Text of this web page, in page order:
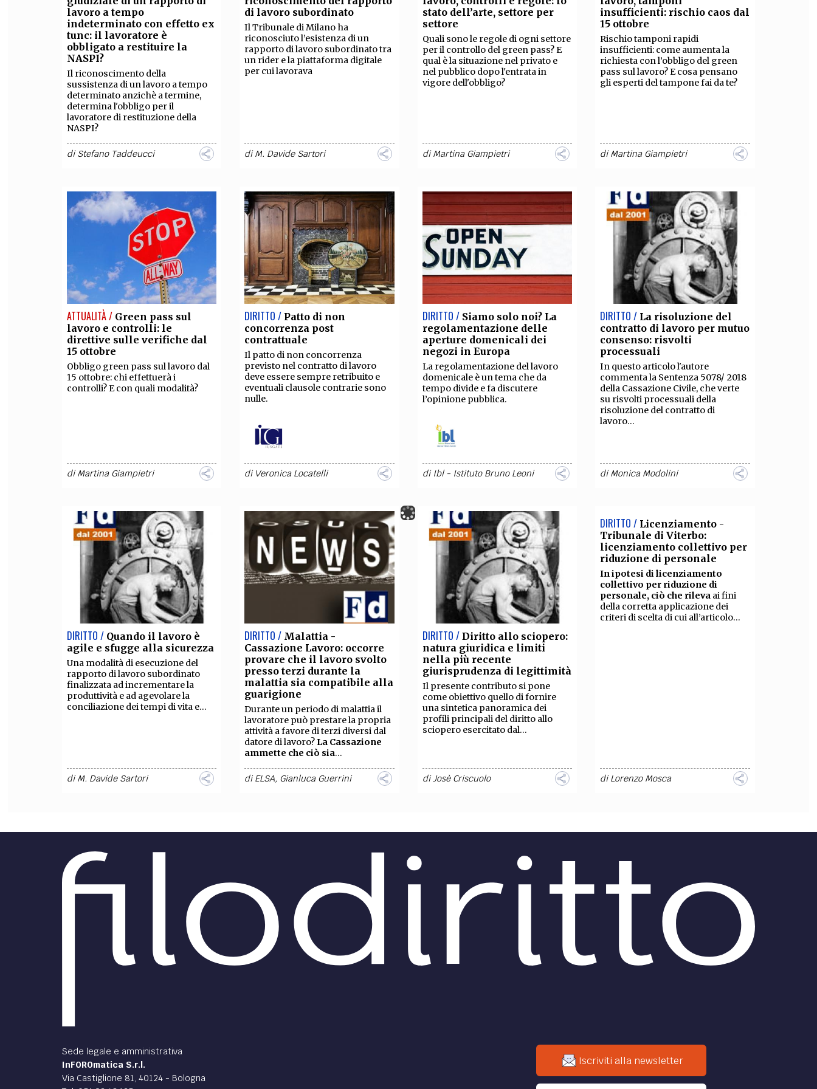
FILODIRITTO REDAZIONE COMITATO SCIENTIFICO CURATORI FOTOGRAFI COLLABORA CON NOI
EXTRA
PROCEEDINGS PUBBLICITÀ CONTATTI
lavoro a tempo
indeterminato con effetto ex
tunc: il lavoratore è
obbligato a restituire la
NASPI?
Il riconoscimento della
sussistenza di un lavoro a tempo
determinato anzichè a termine,
determina l'obbligo per il
lavoratore di restituzione della
NASPI?
diStefano Taddeucci
di lavoro subordinato
Il Tribunale di Milano ha
riconosciuto l’esistenza di un
rapporto di lavoro subordinato tra
un rider e la piattaforma digitale
per cui lavorava
diM. Davide Sartori
stato dell’arte, settore per
settore
Quali sono le regole di ogni settore
per il controllo del green pass? E
qual è la situazione nel privato e
nel pubblico dopo l'entrata in
vigore dell'obbligo?
diMartina Giampietri
insufficienti: rischio caos dal
15 ottobre
Rischio tamponi rapidi
insufficienti: come aumenta la
richiesta con l’obbligo del green
pass sul lavoro? E cosa pensano
gli esperti del tampone fai da te?
diMartina Giampietri
ATTUALITÀ / Green pass sul
lavoro e controlli: le
direttive sulle verifiche dal
15 ottobre
Obbligo green pass sul lavoro dal
15 ottobre: chi effettuerà i
controlli? E con quali modalità?
diMartina Giampietri
DIRITTO / Patto di non
concorrenza post
contrattuale
Il patto di non concorrenza
previsto nel contratto di lavoro
deve essere sempre retribuito e
eventuali clausole contrarie sono
nulle.
di Veronica Locatelli
DIRITTO / Siamo solo noi? La
regolamentazione delle
aperture domenicali dei
negozi in Europa
La regolamentazione del lavoro
domenicale è un tema che da
tempo divide e fa discutere
l’opinione pubblica.
di Ibl - Istituto Bruno Leoni
DIRITTO / La risoluzione del
contratto di lavoro per mutuo
consenso: risvolti
processuali
In questo articolo l'autore
commenta la Sentenza 5078/ 2018
della Cassazione Civile, che verte
su risvolti processuali della
risoluzione del contratto di
lavoro...
diMonica Modolini
DIRITTO / Quando il lavoro è
agile e sfugge alla sicurezza
Una modalità di esecuzione del
rapporto di lavoro subordinato
finalizzata ad incrementare la
produttività e ad agevolare la
conciliazione dei tempi di vita e...
diM. Davide Sartori
DIRITTO / Malattia -
Cassazione Lavoro: occorre
provare che il lavoro svolto
presso terzi durante la
malattia sia compatibile alla
guarigione
Durante un periodo di malattia il
lavoratore può prestare la propria
attività a favore di terzi diversi dal
datore di lavoro? La Cassazione
ammette che ciò sia...
diELSA, Gianluca Guerrini
DIRITTO / Diritto allo sciopero:
natura giuridica e limiti
nella più recente
giurisprudenza di legittimità
Il presente contributo si pone
come obiettivo quello di fornire
una sintetica panoramica dei
profili principali del diritto allo
sciopero esercitato dal...
diJosè Criscuolo
DIRITTO / Licenziamento -
Tribunale di Viterbo:
licenziamento collettivo per
riduzione di personale
In ipotesi di licenziamento
collettivo per riduzione di
personale, ciò che rileva ai fini
della corretta applicazione dei
criteri di scelta di cui all’articolo...
diLorenzo Mosca
tempo determinato nella
scuola
Breve disamina dei rapporti di
Giuseppe Cammalleri
autonomo, va valutato caso
In tema di distinzione tra lavoro
autonomo e lavoratore
subordinato, si inserisce questa
recente sentenza della Corte di
Cassazione, in cui i giudici di...
di Lorenzo Pispero
subordinato e lavoro
Con una recente sentenza, i giudici
di legittimità ritornano a trattare il
dibattuto tema della distinzione tra
di
carattere personale e senza
vincolo di subordinazione.
Roberto Garritano,
Perfetti
di lavoro subordinato …
progetto, programma di
lavoro o fase di esso
[Università degli Studi di Milano,